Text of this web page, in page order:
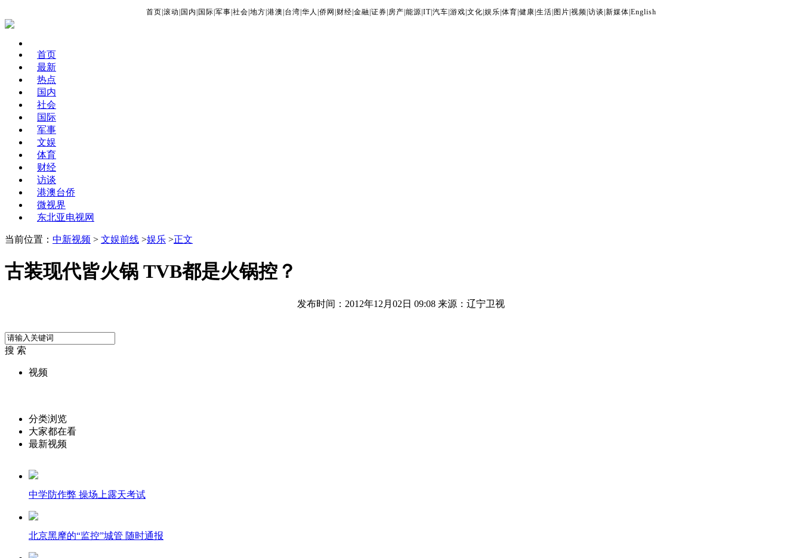
首页 滚动 国内 国际 军事 社会 地方 港澳 台湾 华人 侨网 财经 金融 证券 房产 能源 IT| 汽车 游戏 文化 娱乐 体育 健康 生活 图片 视频 访谈 新媒体 English
首页
最新
热点
国内
社会
国际
军事
文娱
体育
财经
访谈
港澳台侨
微视界
东北亚电视网
当前位置： 中新视频 > 文娱前线 >娱乐 >正文
古装现代皆火锅 TVB都是火锅控？
发布时间：2012年12月02日 09:08 来源：辽宁卫视
搜 索
视频
分类浏览
大家都在看
最新视频
中学防作弊 操场上露天考试
北京黑摩的“监控”城管 随时通报